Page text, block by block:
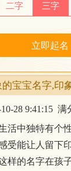
二字 三字
宝宝名字,印
28 9:41:15 满
活中独特有个
受能让人留下
样的名字在孩